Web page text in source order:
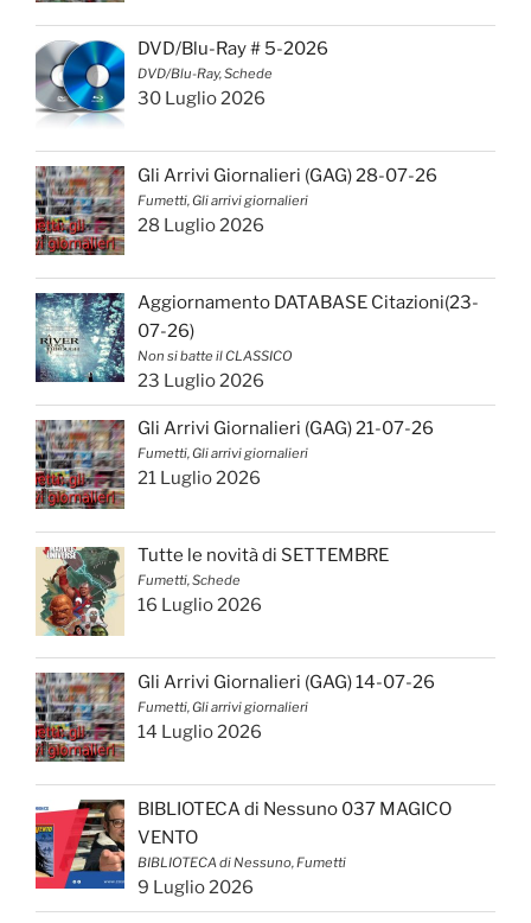
DVD/Blu-Ray # 5-2026
DVD/Blu-Ray, Schede
30 Luglio 2026
Gli Arrivi Giornalieri (GAG) 28-07-26
Fumetti, Gli arrivi giornalieri
28 Luglio 2026
Aggiornamento DATABASE Citazioni(23-
07-26)
Non si batte il CLASSICO
23 Luglio 2026
Gli Arrivi Giornalieri (GAG) 21-07-26
Fumetti, Gli arrivi giornalieri
21 Luglio 2026
Tutte le novità di SETTEMBRE
Fumetti, Schede
16 Luglio 2026
Gli Arrivi Giornalieri (GAG) 14-07-26
Fumetti, Gli arrivi giornalieri
14 Luglio 2026
BIBLIOTECA di Nessuno 037 MAGICO
VENTO
BIBLIOTECA di Nessuno, Fumetti
9 Luglio 2026